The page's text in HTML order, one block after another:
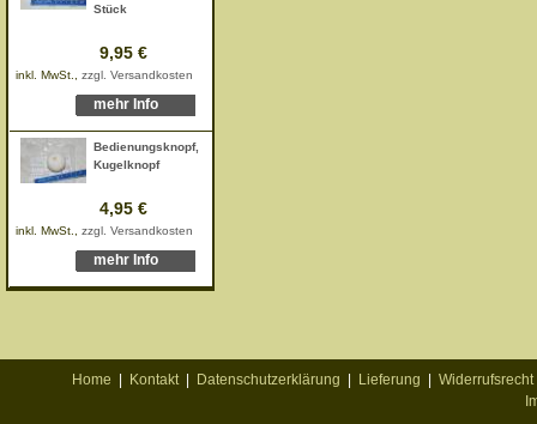
Stück
9,95 €
inkl. MwSt., zzgl. Versandkosten
mehr Info
Bedienungsknopf,
Kugelknopf
4,95 €
inkl. MwSt., zzgl. Versandkosten
mehr Info
Home Kontakt Datenschutzerklärung Lieferung Widerrufsrecht